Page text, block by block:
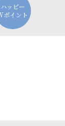
ハッピー
ポイント